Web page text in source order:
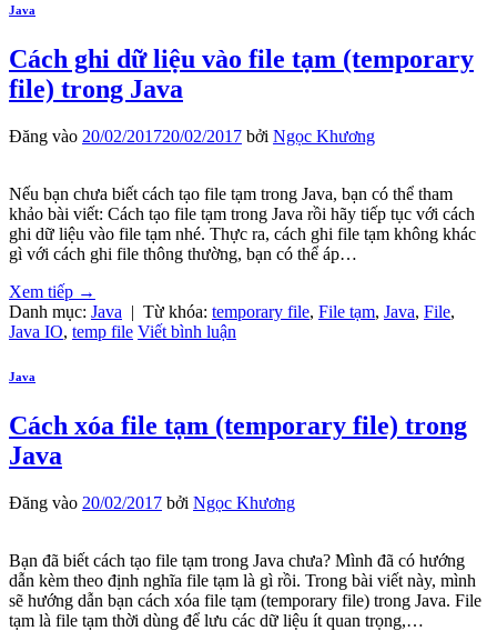
Java
Cách ghi dữ liệu vào file tạm (temporary
file) trong Java
Đăng vào 20/02/201720/02/2017 bởi Ngọc Khương
Nếu bạn chưa biết cách tạo file tạm trong Java, bạn có thể tham
khảo bài viết: Cách tạo file tạm trong Java rồi hãy tiếp tục với cách
ghi dữ liệu vào file tạm nhé. Thực ra, cách ghi file tạm không khác
gì với cách ghi file thông thường, bạn có thể áp…
Xem tiếp →
Danh mục: Java | Từ khóa: temporary file, File tạm, Java, File,
Java IO, temp file Viết bình luận
Java
Cách xóa file tạm (temporary file) trong
Java
Đăng vào 20/02/2017 bởi Ngọc Khương
Bạn đã biết cách tạo file tạm trong Java chưa? Mình đã có hướng
dẫn kèm theo định nghĩa file tạm là gì rồi. Trong bài viết này, mình
sẽ hướng dẫn bạn cách xóa file tạm (temporary file) trong Java. File
tạm là file tạm thời dùng để lưu các dữ liệu ít quan trọng,…